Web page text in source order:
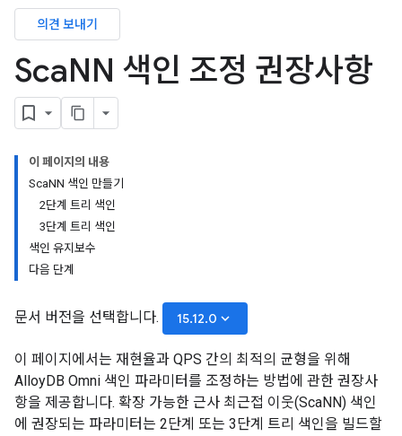
의견 보내기
ScaNN 색인 조정 권장사항
이 페이지의 내용
ScaNN 색인 만들기
2단계 트리 색인
3단계 트리 색인
색인 유지보수
다음 단계
문서 버전을 선택합니다. 15.12.0 keyboard_arrow_down
이 페이지에서는 재현율과 QPS 간의 최적의 균형을 위해
AlloyDB Omni 색인 파라미터를 조정하는 방법에 관한 권장사
항을 제공합니다. 확장 가능한 근사 최근접 이웃(ScaNN) 색인
에 권장되는 파라미터는 2단계 또는 3단계 트리 색인을 빌드할